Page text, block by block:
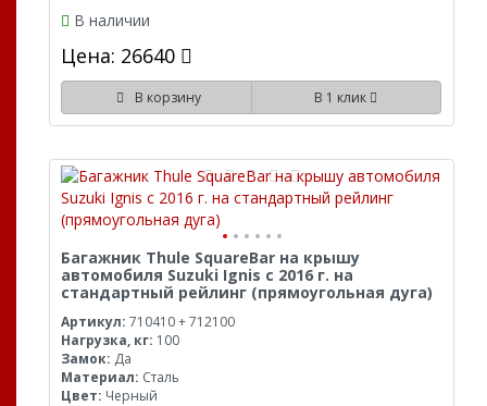
В наличии
Цена: 26640
В корзину В 1 клик
Багажник Thule SquareBar на крышу
автомобиля Suzuki Ignis с 2016 г. на
стандартный рейлинг (прямоугольная дуга)
Артикул: 710410 + 712100
Нагрузка, кг: 100
Замок: Да
Материал: Сталь
Цвет: Черный